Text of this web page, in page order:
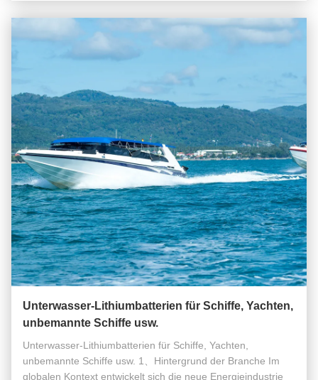
Unterwasser-Lithiumbatterien für Schiffe, Yachten,
unbemannte Schiffe usw.
Unterwasser-Lithiumbatterien für Schiffe, Yachten,
unbemannte Schiffe usw. 1、Hintergrund der Branche Im
globalen Kontext entwickelt sich die neue Energieindustrie